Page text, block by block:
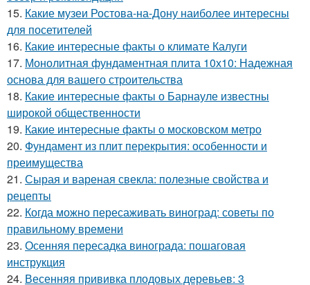
15. Какие музеи Ростова-на-Дону наиболее интересны
для посетителей
16. Какие интересные факты о климате Калуги
17. Монолитная фундаментная плита 10х10: Надежная
основа для вашего строительства
18. Какие интересные факты о Барнауле известны
широкой общественности
19. Какие интересные факты о московском метро
20. Фундамент из плит перекрытия: особенности и
преимущества
21. Сырая и вареная свекла: полезные свойства и
рецепты
22. Когда можно пересаживать виноград: советы по
правильному времени
23. Осенняя пересадка винограда: пошаговая
инструкция
24. Весенняя прививка плодовых деревьев: 3